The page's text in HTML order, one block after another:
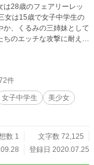
28歳のフェアリーレッ
女は15歳で女子中学生の
か、くるみの三姉妹として
のエッチな攻撃に耐えな
中心として物語は展開す
した。
件
女子中学生
美少女
数 1
文字数 72,125
登録日 2020.07.25